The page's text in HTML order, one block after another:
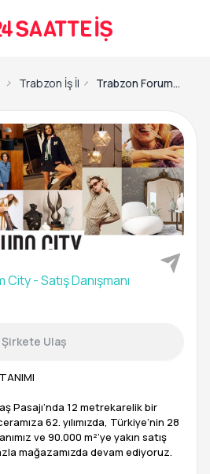
İş İlanları
Trabzon İş İlanları Trabzon Forum City-Mudo Trabzon Forum City - Satış Danışmanı
- Satış Danışmanı
Şirkete Ulaş
Pasajı’nda 12 metrekarelik bir
62. yılımızda, Türkiye’nin 28
ve 90.000 m²’ye yakın satış
mağazamızda devam ediyoruz.